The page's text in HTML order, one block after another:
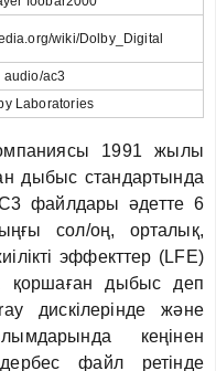
wiki/Dolby_Digital
audio/ac3
Laboratories
1991 жылы
дыбыс стандартында
файлдары әдетте 6
сол/оң, орталық,
эффекттер (LFE)
дыбыс деп
дискілерінде және
кеңінен
файл ретінде